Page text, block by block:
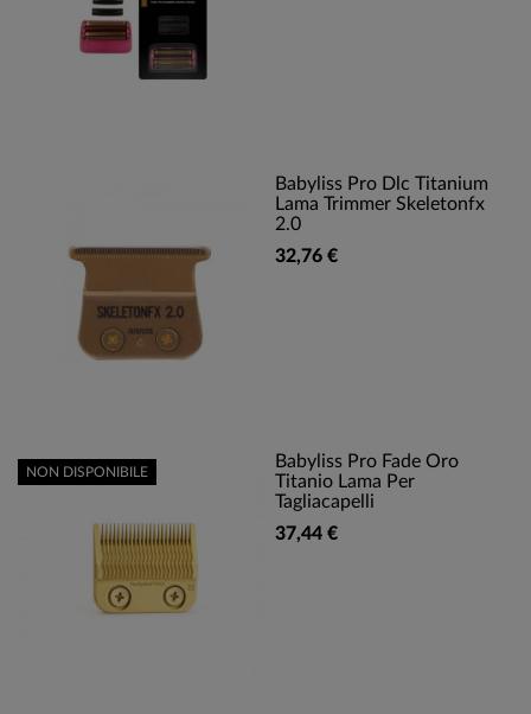
Babyliss Pro Dlc Titanium
Lama Trimmer Skeletonfx
2.0
32,76 €
Babyliss Pro Fade Oro
Titanio Lama Per
Tagliacapelli
37,44 €
NON DISPONIBILE